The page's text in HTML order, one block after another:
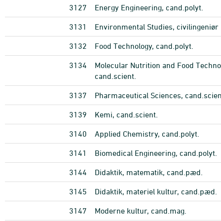
3127 Energy Engineering, cand.polyt.
3131 Environmental Studies, civilingeniør
3132 Food Technology, cand.polyt.
3134
Molecular Nutrition and Food
cand.scient.
3137 Pharmaceutical Sciences,
3139 Kemi, cand.scient.
3140 Applied Chemistry, cand.polyt.
3141 Biomedical Engineering, cand.polyt.
3144 Didaktik, matematik, cand.pæd.
3145 Didaktik, materiel kultur, cand.pæd.
3147 Moderne kultur, cand.mag.